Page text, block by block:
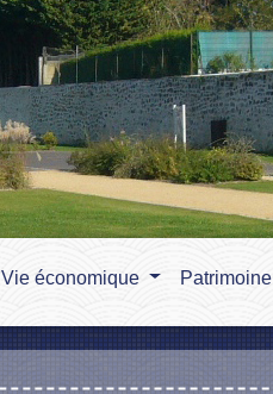
Vie économique Patrimoine